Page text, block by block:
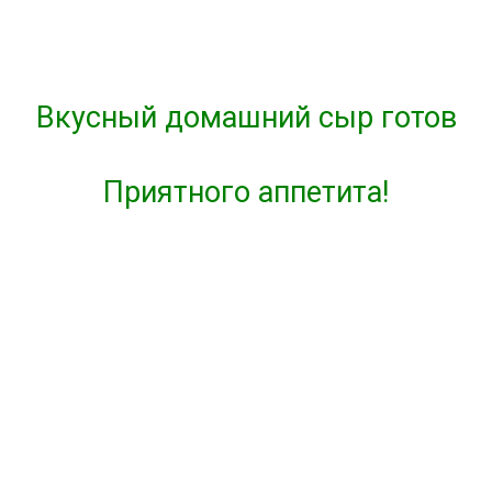
Вкусный домашний сыр готов
Приятного аппетита!